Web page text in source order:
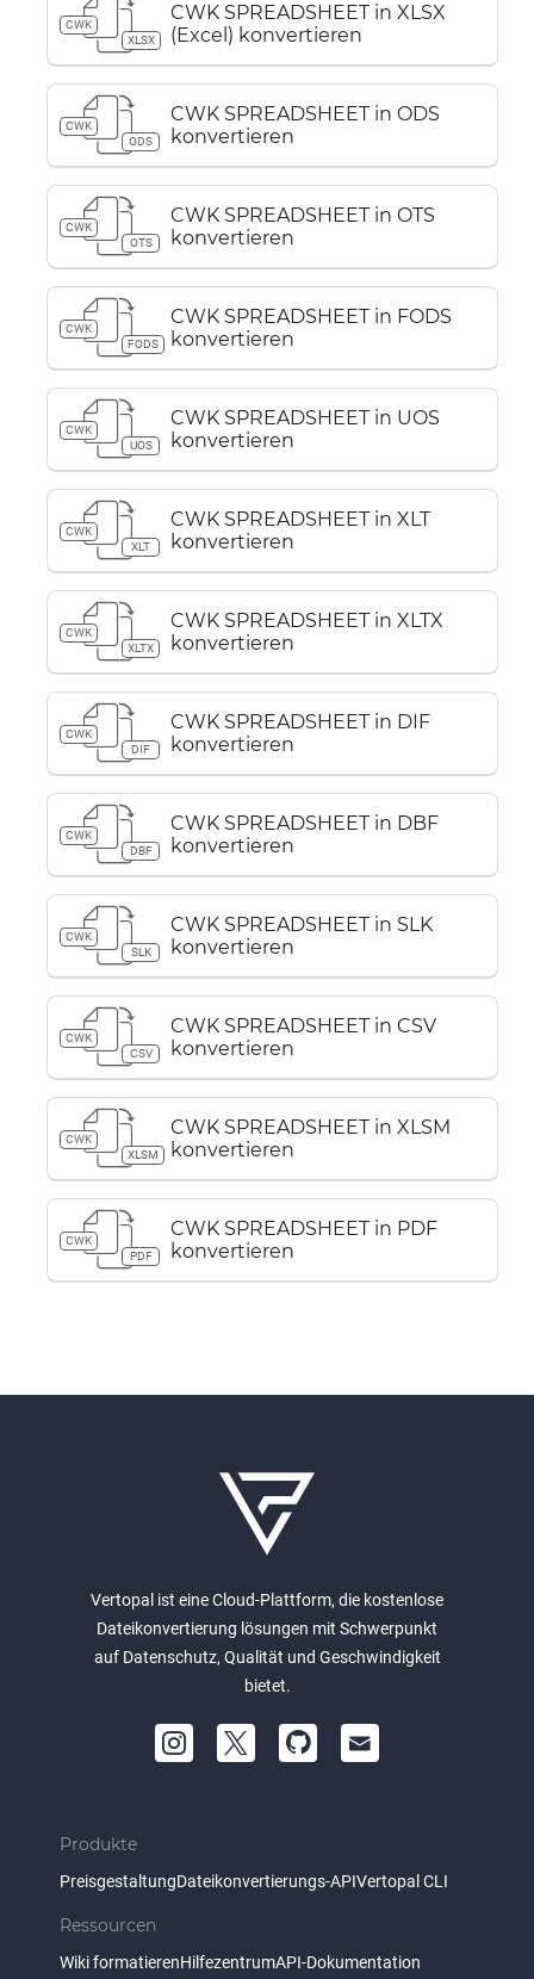
CWK
XLSX
CWK SPREADSHEET in XLSX
(Excel) konvertieren
CWK
ODS
CWK SPREADSHEET in ODS
konvertieren
CWK
OTS
CWK SPREADSHEET in OTS
konvertieren
CWK
FODS
CWK SPREADSHEET in FODS
konvertieren
CWK
UOS
CWK SPREADSHEET in UOS
konvertieren
CWK
XLT
CWK SPREADSHEET in XLT
konvertieren
CWK
XLTX
CWK SPREADSHEET in XLTX
konvertieren
CWK
DIF
CWK SPREADSHEET in DIF
konvertieren
CWK
DBF
CWK SPREADSHEET in DBF
konvertieren
CWK
SLK
CWK SPREADSHEET in SLK
konvertieren
CWK
CSV
CWK SPREADSHEET in CSV
konvertieren
CWK
XLSM
CWK SPREADSHEET in XLSM
konvertieren
CWK
PDF
CWK SPREADSHEET in PDF
konvertieren
Vertopal ist eine Cloud-Plattform, die kostenlose
Dateikonvertierung lösungen mit Schwerpunkt
auf Datenschutz, Qualität und Geschwindigkeit
bietet.
Produkte
PreisgestaltungDateikonvertierungs-APIVertopal CLI
Ressourcen
Wiki formatierenHilfezentrumAPI-Dokumentation